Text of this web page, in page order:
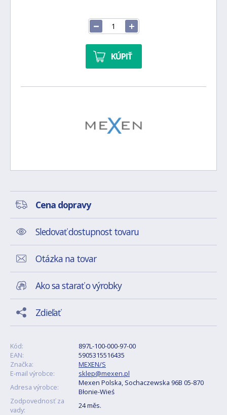
KÚPIŤ
Cena dopravy
Sledovať dostupnost tovaru
Otázka na tovar
Ako sa starať o výrobky
Zdieľať
Kód:
897L-100-000-97-00
EAN:
5905315516435
Značka:
MEXEN/S
E-mail výrobce:
sklep@mexen.pl
Adresa výrobce:
Mexen Polska, Sochaczewska 96B 05-870
Błonie-Wieś
Zodpovednosť za
vady:
24 měs.